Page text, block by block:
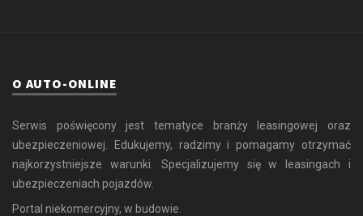
O AUTO-ONLINE
Serwis poświęcony jest tematyce branży leasingowej oraz
ubezpieczeniowej. Edukujemy, radzimy i pomagamy otrzymać
najkorzystniejsze warunki. Specjalizujemy się w leasingach i
ubezpieczeniach pojazdów.
Portal niekomercyjny, w budowie.